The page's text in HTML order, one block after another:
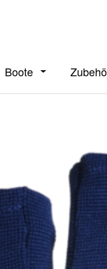
Boote Öffne oder